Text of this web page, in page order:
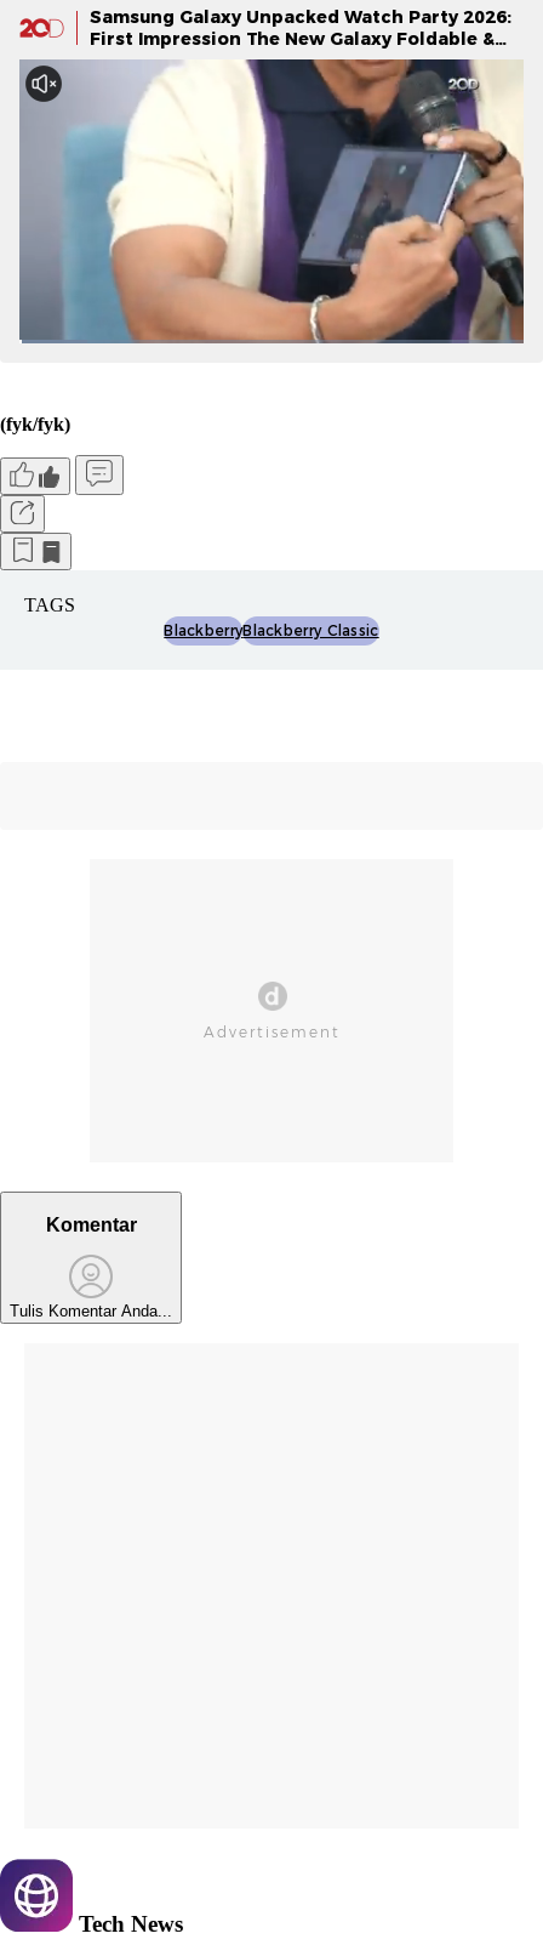
Samsung Galaxy Unpacked Watch Party 2026:
First Impression The New Galaxy Foldable &
Galaxy Watch Series
(fyk/fyk)
TAGS
BlackberryBlackberry Classic
Komentar
Tulis Komentar Anda...
Tech News